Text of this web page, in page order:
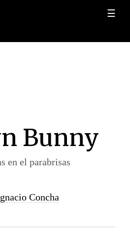
☰
Bunny
en el parabrisas
Concha